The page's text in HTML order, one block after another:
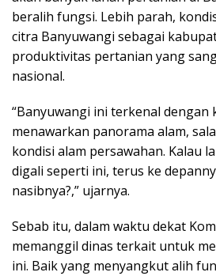
beralih fungsi. Lebih parah,
citra Banyuwangi sebagai
produktivitas pertanian yang
nasional.
“Banyuwangi ini terkenal dengan
menawarkan panorama alam,
kondisi alam persawahan. Kalau
digali seperti ini, terus ke
nasibnya?,” ujarnya.
Sebab itu, dalam waktu dekat
memanggil dinas terkait untuk
ini. Baik yang menyangkut alih